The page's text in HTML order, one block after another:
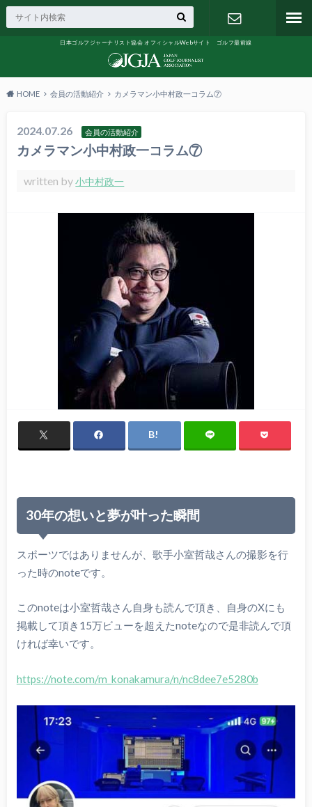
日本ゴルフジャーナリスト協会 オフィシャルWebサイト ゴルフ最前線
HOME 会員の活動紹介 カメラマン小中村政一コラム⑦
2024.07.26 会員の活動紹介
カメラマン小中村政一コラム⑦
written by小中村政一
30年の想いと夢が叶った瞬間
スポーツではありませんが、歌手小室哲哉さんの撮影を行
った時のnoteです。
このnoteは小室哲哉さん自身も読んで頂き、自身のXにも
掲載して頂き15万ビューを超えたnoteなので是非読んで頂
ければ幸いです。
https://note.com/m_konakamura/n/nc8dee7e5280b